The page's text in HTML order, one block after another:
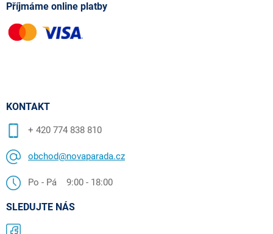
Příjmáme online platby
KONTAKT
+ 420 774 838 810
obchod@novaparada.cz
Po - Pá 9:00 - 18:00
SLEDUJTE NÁS